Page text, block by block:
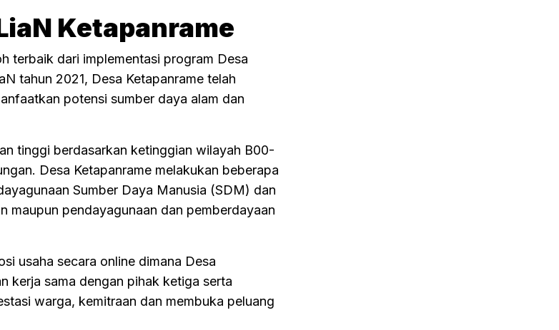
Ketapanrame
terbaik dari implementasi program Desa
tahun 2021, Desa Ketapanrame telah
potensi sumber daya alam dan
tinggi berdasarkan ketinggian wilayah B00-
Desa Ketapanrame melakukan beberapa
Sumber Daya Manusia (SDM) dan
maupun pendayagunaan dan pemberdayaan
usaha secara online dimana Desa
kerja sama dengan pihak ketiga serta
warga, kemitraan dan membuka peluang